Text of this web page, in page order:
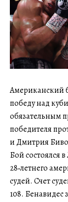
Американский
победу над
обязательным
победителя
и Дмитрия
Бой состоялся
28‑летнего
судей. Счет
108. Бенавидес